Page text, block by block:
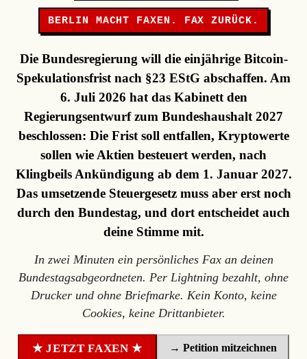
BERLIN MACHT FAXEN. FAX ZURÜCK.
Die Bundesregierung will die einjährige Bitcoin-
Spekulationsfrist nach §23 EStG abschaffen. Am
6. Juli 2026 hat das Kabinett den
Regierungsentwurf zum Bundeshaushalt 2027
beschlossen: Die Frist soll entfallen, Kryptowerte
sollen wie Aktien besteuert werden, nach
Klingbeils Ankündigung ab dem 1. Januar 2027.
Das umsetzende Steuergesetz muss aber erst noch
durch den Bundestag, und dort entscheidet auch
deine Stimme mit.
In zwei Minuten ein persönliches Fax an deinen
Bundestagsabgeordneten. Per Lightning bezahlt, ohne
Drucker und ohne Briefmarke. Kein Konto, keine
Cookies, keine Drittanbieter.
★ JETZT FAXEN ★ → Petition mitzeichnen